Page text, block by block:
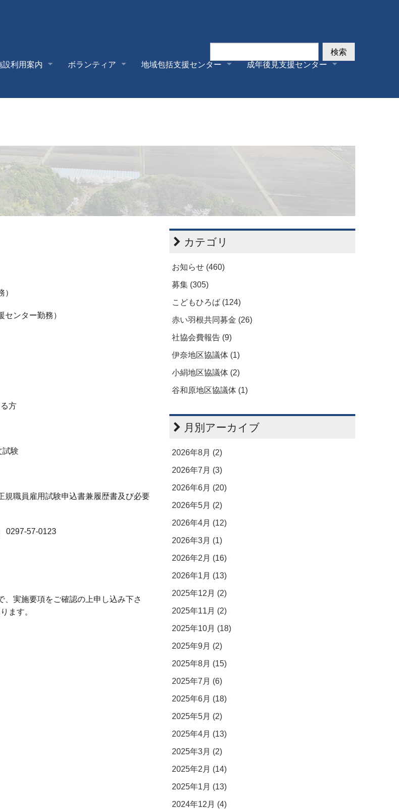
設利用案内 ボランティア 地域包括支援センター
成年後見支援センター
検索
ター勤務）
方
験
規職員雇用試験申込書兼履歴書及び必要
57-0123
実施要項をご確認の上申し込み下さ
ます。
カテゴリ
お知らせ (460)
募集 (305)
こどもひろば (124)
赤い羽根共同募金 (26)
社協会費報告 (9)
伊奈地区協議体 (1)
小絹地区協議体 (2)
谷和原地区協議体 (1)
月別アーカイブ
2026年8月 (2)
2026年7月 (3)
2026年6月 (20)
2026年5月 (2)
2026年4月 (12)
2026年3月 (1)
2026年2月 (16)
2026年1月 (13)
2025年12月 (2)
2025年11月 (2)
2025年10月 (18)
2025年9月 (2)
2025年8月 (15)
2025年7月 (6)
2025年6月 (18)
2025年5月 (2)
2025年4月 (13)
2025年3月 (2)
2025年2月 (14)
2025年1月 (13)
2024年12月 (4)